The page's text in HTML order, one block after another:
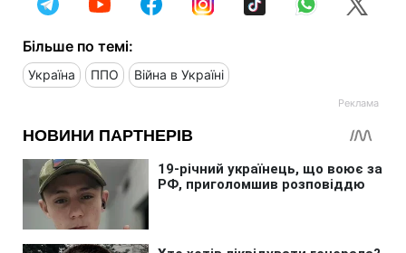
Більше по темі:
Україна ППО Війна в Україні